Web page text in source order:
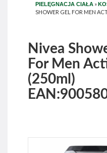
PIELĘGNACJA CIAŁA »
SHOWER GEL FOR MEN
Nivea
For Men
(250ml)